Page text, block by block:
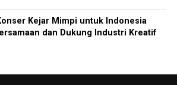
Kejar Mimpi untuk Indonesia
dan Dukung Industri Kreatif